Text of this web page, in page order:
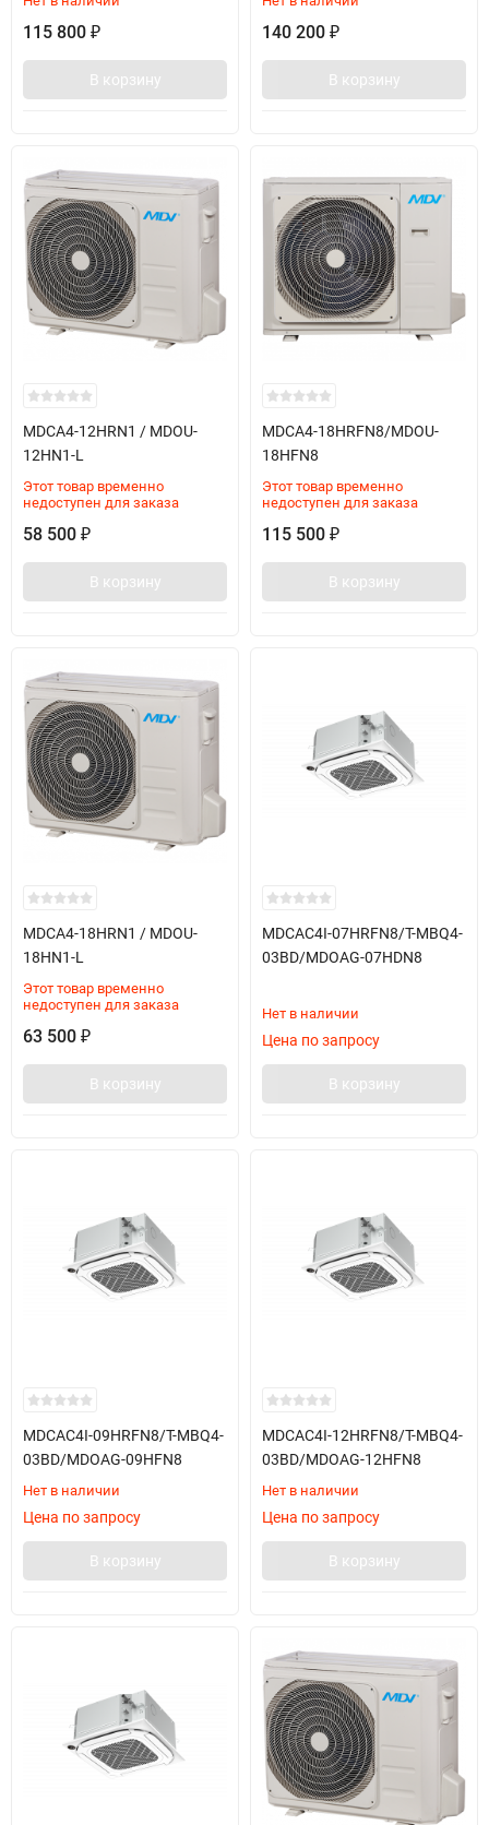
115 800 ₽
В корзину
140 200 ₽
В корзину
MDCA4-12HRN1 / MDOU-
12HN1-L
Этот товар временно
недоступен для заказа
58 500 ₽
В корзину
MDCA4-18HRFN8/MDOU-
18HFN8
Этот товар временно
недоступен для заказа
115 500 ₽
В корзину
MDCA4-18HRN1 / MDOU-
18HN1-L
Этот товар временно
недоступен для заказа
63 500 ₽
В корзину
MDCAС4I-07HRFN8/T-MBQ4-
03BD/MDOAG-07HDN8
Нет в наличии
Цена по запросу
В корзину
MDCAС4I-09HRFN8/T-MBQ4-
03BD/MDOAG-09HFN8
Нет в наличии
Цена по запросу
В корзину
MDCAС4I-12HRFN8/T-MBQ4-
03BD/MDOAG-12HFN8
Нет в наличии
Цена по запросу
В корзину